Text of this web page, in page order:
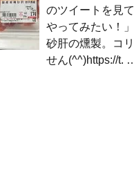
のツイートを見
やってみたい！
砂肝の燻製。コ
せん(^^)https://t.